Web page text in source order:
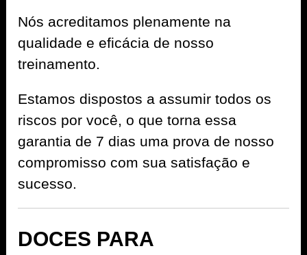
Nós acreditamos plenamente na
qualidade e eficácia de nosso
treinamento.
Estamos dispostos a assumir todos os
riscos por você, o que torna essa
garantia de 7 dias uma prova de nosso
compromisso com sua satisfação e
sucesso.
DOCES PARA